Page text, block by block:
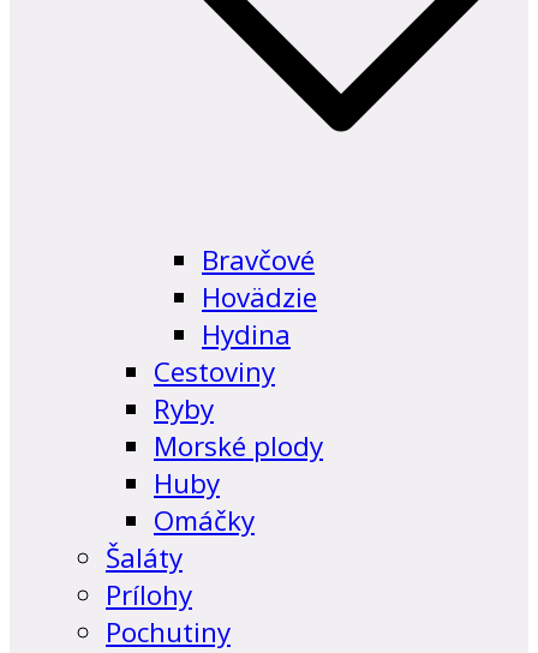
Bravčové
Hovädzie
Hydina
Cestoviny
Ryby
Morské plody
Huby
Omáčky
Šaláty
Prílohy
Pochutiny